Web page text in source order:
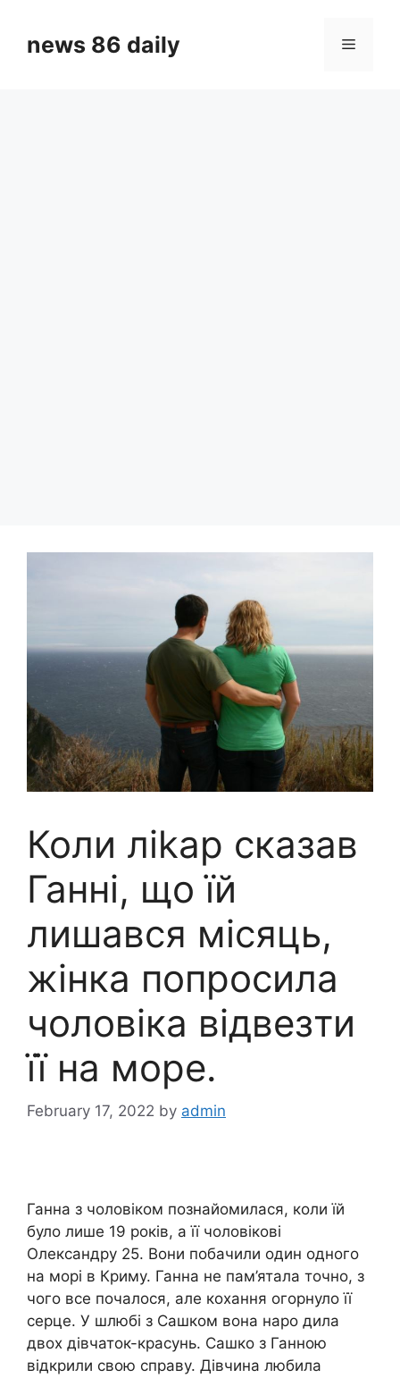
contentnews 86 daily Menu
Коли ліkар сказав
Ганні, що їй
лишався місяць,
жінка попросила
чоловіка відвезти
її на море.
February 17, 2022 by admin
Ганна з чоловіком познайомилася, коли їй
було лише 19 років, а її чоловікові
Олександру 25. Вони побачили один одного
на морі в Криму. Ганна не пам’ятала точно, з
чого все почалося, але кохання огорнуло її
серце. У шлюбі з Сашком вона наро дила
двох дівчаток-красунь. Сашко з Ганною
відкрили свою справу. Дівчина любила